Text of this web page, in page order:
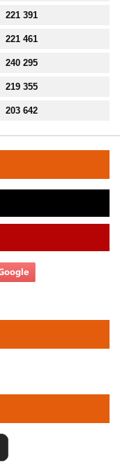
221 391
221 461
240 295
219 355
203 642